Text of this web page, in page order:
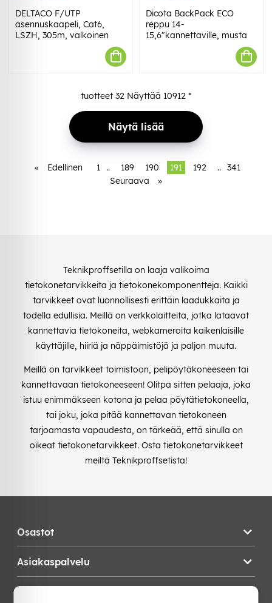
DELTACO F/UTP
asennuskaapeli, Cat6,
LSZH, 305m, valkoinen
Dicota BackPack ECO
reppu 14-
15,6"kannettaville, musta
tuotteet 32 Näyttää 10912 *
Näytä lisää
« Edellinen 1 .. 189 190 191 192 .. 341
Seuraava
»
Teknikproffsetilla on laaja valikoima
tietokonetarvikkeita ja tietokonekomponentteja. Kaikki
tarvikkeet ovat luonnollisesti erittäin laadukkaita ja
todella edullisia. Meillä on verkkolaitteita, jotka lataavat
kannettavia tietokoneita, webkameroita kaikenlaisille
käyttäjille, hiiriä ja näppäimistöjä ja paljon muuta.
Meillä on tarvikkeet toimistoon, pelipöytäkoneeseen tai
kannettavaan tietokoneeseen! Olitpa sitten pelaaja, joka
istuu enimmäkseen kotona ja pelaa pöytätietokoneella,
tai joku, joka pitää kannettavan tietokoneen
tarjoamasta vapaudesta, on tärkeää, että sinulla on
oikeat tietokonetarvikkeet. Osta tietokonetarvikkeet
meiltä Teknikproffsetista!
Osastot
Asiakaspalvelu